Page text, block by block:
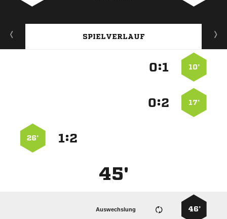
SPIELVERLAUF
10’
:
17’
:
:
26’
45'
46’
Auswechslung